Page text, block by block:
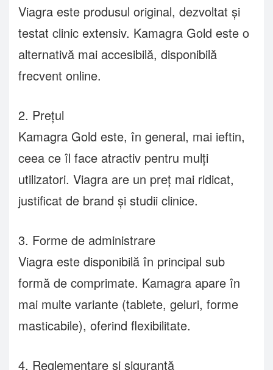
Viagra este produsul original, dezvoltat și
testat clinic extensiv. Kamagra Gold este o
alternativă mai accesibilă, disponibilă
frecvent online.
2. Prețul
Kamagra Gold este, în general, mai ieftin,
ceea ce îl face atractiv pentru mulți
utilizatori. Viagra are un preț mai ridicat,
justificat de brand și studii clinice.
3. Forme de administrare
Viagra este disponibilă în principal sub
formă de comprimate. Kamagra apare în
mai multe variante (tablete, geluri, forme
masticabile), oferind flexibilitate.
4. Reglementare și siguranță